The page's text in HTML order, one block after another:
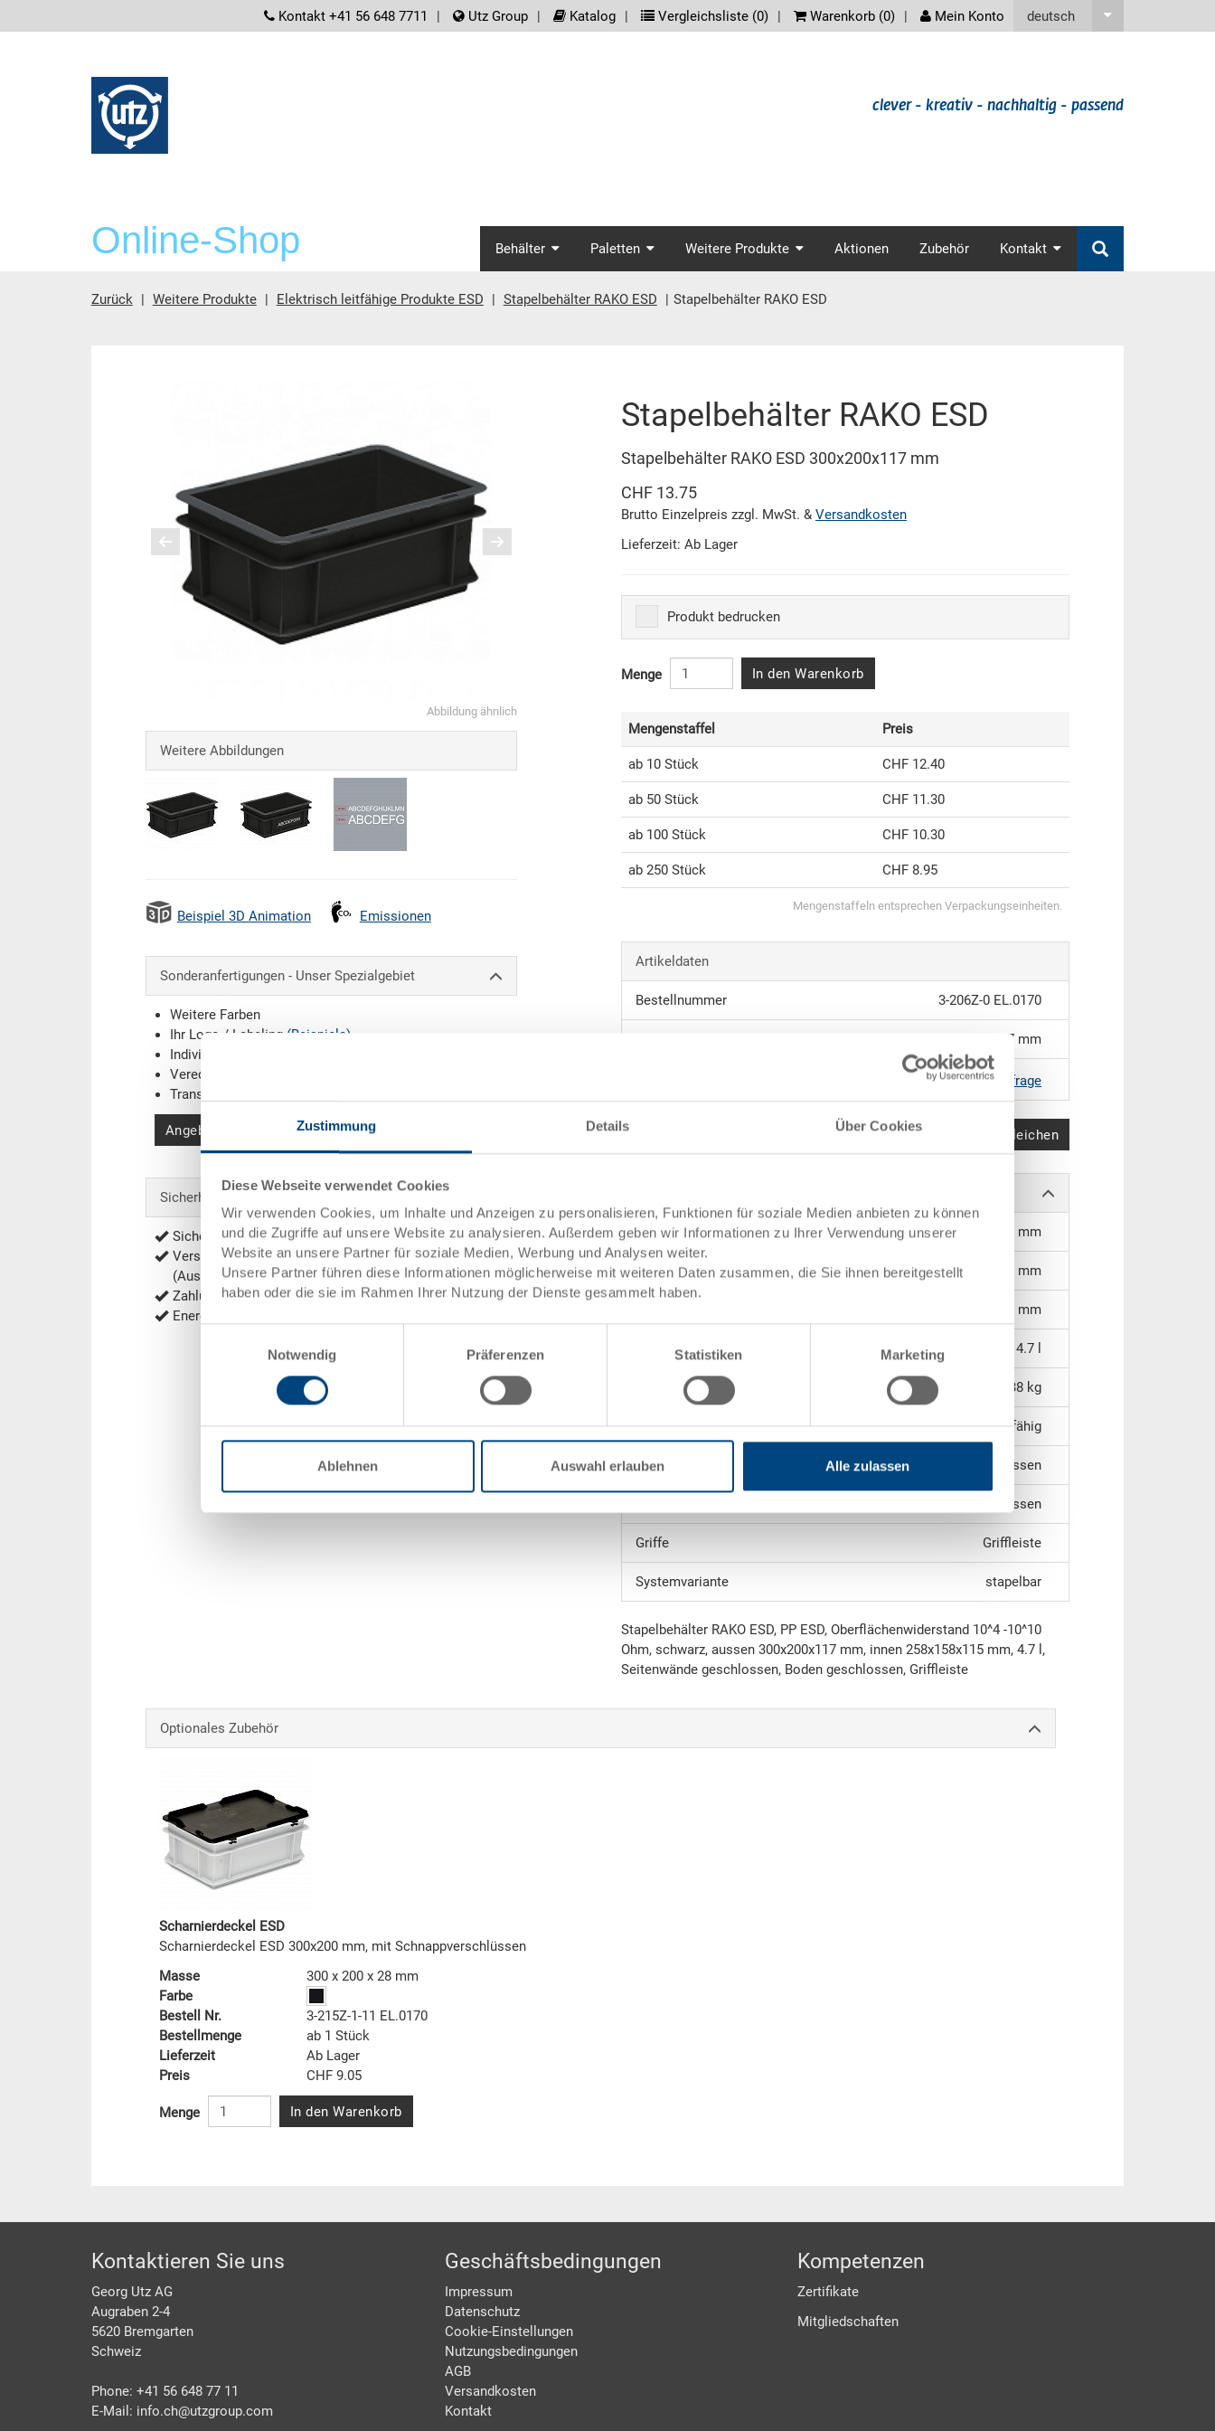
Zustimmung Details Über Cookies
Diese Webseite verwendet Cookies
Wir verwenden Cookies, um Inhalte und Anzeigen zu personalisieren, Funktionen für soziale Medien anbieten zu können
und die Zugriffe auf unsere Website zu analysieren. Außerdem geben wir Informationen zu Ihrer Verwendung unserer
Website an unsere Partner für soziale Medien, Werbung und Analysen weiter.
Unsere Partner führen diese Informationen möglicherweise mit weiteren Daten zusammen, die Sie ihnen bereitgestellt
haben oder die sie im Rahmen Ihrer Nutzung der Dienste gesammelt haben.
Notwendig
Präferenzen Statistiken Marketing
Ablehnen Auswahl erlauben Alle zulassen
deutsch
screenreader.meta_nav
Kontakt +41 56 648 7711 Utz Group Katalog Vergleichsliste (0) Warenkorb (0) Mein Konto
clever - kreativ - nachhaltig - passend
Online-Shop screenreader.main_nav
Behälter Paletten Weitere Produkte Aktionen Zubehör Kontakt
Zurück Weitere Produkte Elektrisch leitfähige Produkte ESD Stapelbehälter RAKO ESD Stapelbehälter RAKO ESD
Abbildung ähnlich
Weitere Abbildungen
Beispiel 3D Animation Emissionen
Sonderanfertigungen - Unser Spezialgebiet
Weitere Farben
Ihr Logo / Labeling (Beispiele)
Individuelle Systemlösungen
Veredelungen
Transponder (RFID) / Barcodes
Angebot anfordern
Sicherheit & Bestellung
Sichere Bestellung mit Verschlüsselung
Versandkostenfrei ab 1'000.- CHF Nettowarenwert
(Ausnahmen sieheVersandkosten)
Zahlung per Rechnung, Vorauskasse
Energieeffiziente und nachhaltige Produktion
Stapelbehälter RAKO ESD
Stapelbehälter RAKO ESD 300x200x117 mm
CHF 13.75
Brutto Einzelpreis zzgl. MwSt. & Versandkosten
Lieferzeit: Ab Lager
Produkt bedrucken
Menge In den Warenkorb
Mengenstaffel Preis
ab 10 Stück CHF 12.40
ab 50 Stück CHF 11.30
ab 100 Stück CHF 10.30
ab 250 Stück CHF 8.95
Mengenstaffeln entsprechen Verpackungseinheiten.
Artikeldaten
Bestellnummer 3-206Z-0 EL.0170
300 x 200 x 117 mm
Weitere Farben auf Anfrage
Produkt vergleichen
Innenmasse 258 x 158 x 115 mm
Nutzhöhe 97 mm
103 mm
Volumen 4.7 l
Gewicht 0.38 kg
Material PP leitfähig
Seitenwände geschlossen
geschlossen
Griffe Griffleiste
Systemvariante stapelbar
Stapelbehälter RAKO ESD, PP ESD, Oberflächenwiderstand 10^4 -10^10
Ohm, schwarz, aussen 300x200x117 mm, innen 258x158x115 mm, 4.7 l,
Seitenwände geschlossen, Boden geschlossen, Griffleiste
Optionales Zubehör
Scharnierdeckel ESD
Scharnierdeckel ESD 300x200 mm, mit Schnappverschlüssen
Masse
300 x 200 x 28 mm
Farbe
Bestell Nr.
3-215Z-1-11 EL.0170
Bestellmenge
ab 1 Stück
Lieferzeit
Ab Lager
Preis
CHF 9.05
Menge In den Warenkorb
Footer
Kontaktieren Sie uns
Georg Utz AG
Augraben 2-4
5620 Bremgarten
Schweiz
Phone: +41 56 648 77 11
E-Mail: info.ch@utzgroup.com
Geschäftsbedingungen
Impressum
Datenschutz
Cookie-Einstellungen
Nutzungsbedingungen
AGB
Versandkosten
Kontakt
Kompetenzen
Zertifikate
Mitgliedschaften